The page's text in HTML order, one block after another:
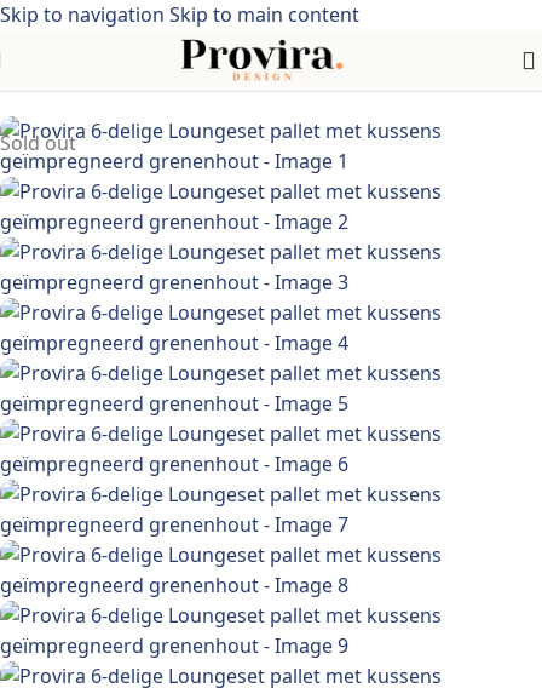
Skip to navigation Skip to main content
>tuinmeubelen > tuinsets > Geïmpregneerd grenenhout
Sold out